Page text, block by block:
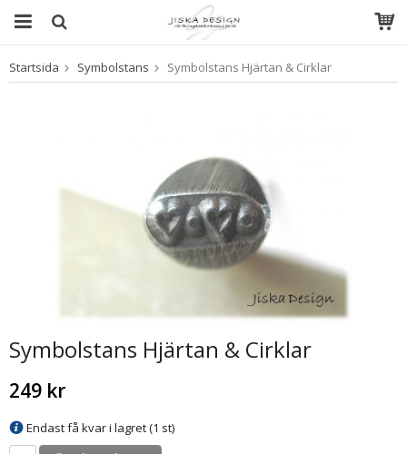
Produkten har blivit tillagd i varukorgen
Startsida Symbolstans Symbolstans Hjärtan & Cirklar
Symbolstans Hjärtan & Cirklar
249 kr
Endast få kvar i lagret (1 st)